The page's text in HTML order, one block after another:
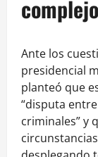
Ante los
presidencial
planteó que
“disputa
criminales” y